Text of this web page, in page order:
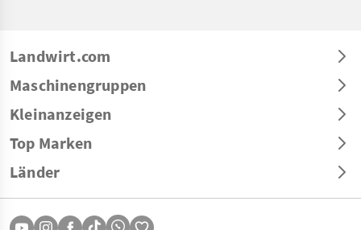
Landwirt.com
Maschinengruppen
Kleinanzeigen
Top Marken
Länder